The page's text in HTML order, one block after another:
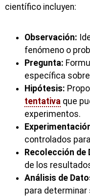
científico incluyen:
Observación:
fenómeno o
Pregunta:
específica
Hipótesis:
tentativa que
experimentos.
controlados
Recolección de
de los
Análisis de
para determinar